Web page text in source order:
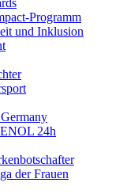
Programm
und Inklusion​
24h
der Frauen